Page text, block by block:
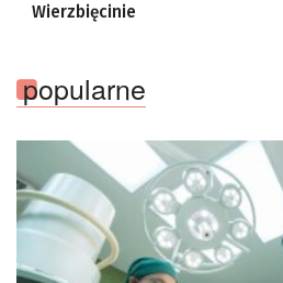
Wierzbięcinie
popularne